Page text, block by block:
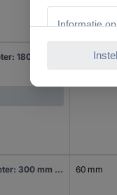
50 mm
Blickle ALBS 300/25K Kunststofwiel Wieldiameter: 300 mm Draagvermogen (max.): 1150 kg 1 stuk(s) 60 mm